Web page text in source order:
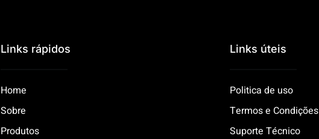
Links rápidos
Home
Sobre
Produtos
Links úteis
Politica de uso
Termos e Condições
Suporte Técnico